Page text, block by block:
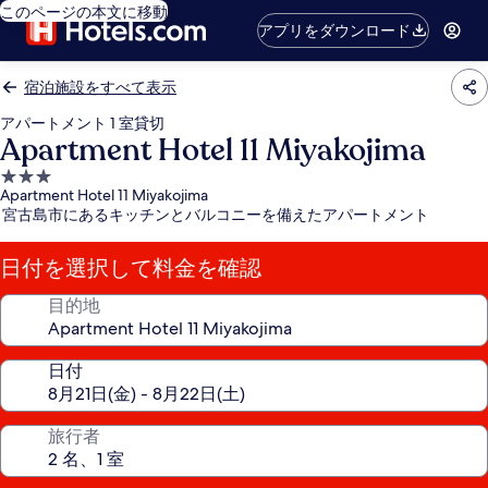
このページの本文に移動
アプリをダウンロード
宿泊施設をすべて表示
アパートメント 1 室貸切
Apartment Hotel 11 Miyakojima
3.0
つ
星
宿
泊
施
Apartment Hotel 11 Miyakojima
宮古島市にあるキッチンとバルコニーを備えたアパートメント
日付を選択して料金を確認
目的地
日付
旅行者